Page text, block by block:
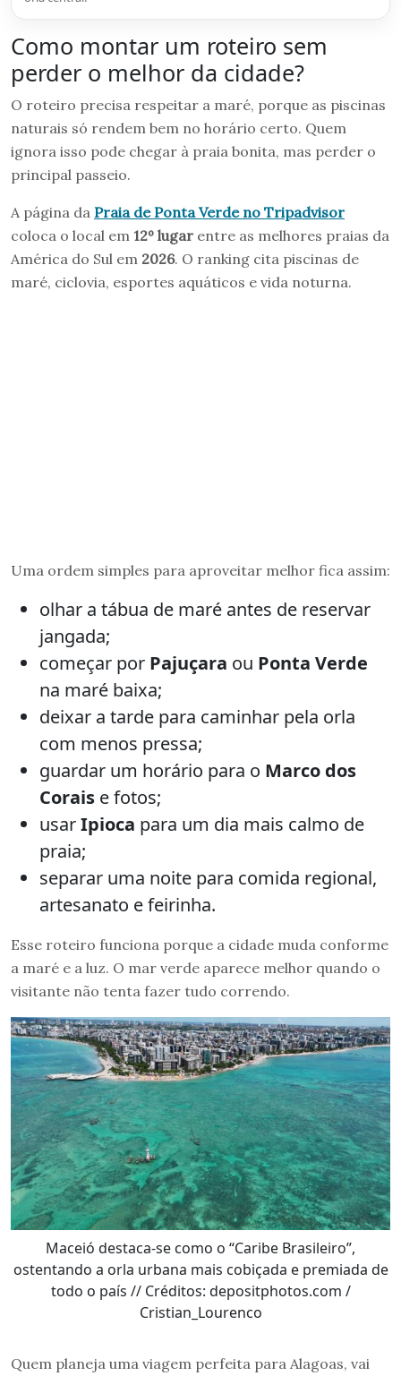
Como montar um roteiro sem
perder o melhor da cidade?
O roteiro precisa respeitar a maré, porque as piscinas
naturais só rendem bem no horário certo. Quem
ignora isso pode chegar à praia bonita, mas perder o
principal passeio.
A página da Praia de Ponta Verde no Tripadvisor
coloca o local em 12º lugar entre as melhores praias da
América do Sul em 2026. O ranking cita piscinas de
maré, ciclovia, esportes aquáticos e vida noturna.
Uma ordem simples para aproveitar melhor fica assim:
olhar a tábua de maré antes de reservar
jangada;
começar por Pajuçara ou Ponta Verde
na maré baixa;
deixar a tarde para caminhar pela orla
com menos pressa;
guardar um horário para o Marco dos
Corais e fotos;
usarIpioca para um dia mais calmo de
praia;
separar uma noite para comida regional,
artesanato e feirinha.
Esse roteiro funciona porque a cidade muda conforme
a maré e a luz. O mar verde aparece melhor quando o
visitante não tenta fazer tudo correndo.
Maceió destaca-se como o “Caribe Brasileiro”,
ostentando a orla urbana mais cobiçada e premiada de
todo o país // Créditos: depositphotos.com /
Cristian_Lourenco
Quem planeja uma viagem perfeita para Alagoas, vai